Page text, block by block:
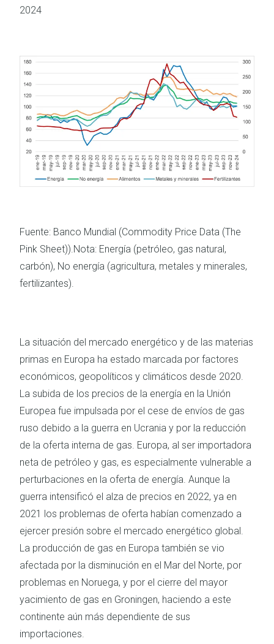
2024
Imagen
Fuente: Banco Mundial (Commodity Price Data (The
Pink Sheet)). Nota: Energía (petróleo, gas natural,
carbón), No energía (agricultura, metales y minerales,
fertilizantes).
La situación del mercado energético y de las materias
primas en Europa ha estado marcada por factores
económicos, geopolíticos y climáticos desde 2020.
La subida de los precios de la energía en la Unión
Europea fue impulsada por el cese de envíos de gas
ruso debido a la guerra en Ucrania y por la reducción
de la oferta interna de gas. Europa, al ser importadora
neta de petróleo y gas, es especialmente vulnerable a
perturbaciones en la oferta de energía. Aunque la
guerra intensificó el alza de precios en 2022, ya en
2021 los problemas de oferta habían comenzado a
ejercer presión sobre el mercado energético global.
La producción de gas en Europa también se vio
afectada por la disminución en el Mar del Norte, por
problemas en Noruega, y por el cierre del mayor
yacimiento de gas en Groningen, haciendo a este
continente aún más dependiente de sus
importaciones.